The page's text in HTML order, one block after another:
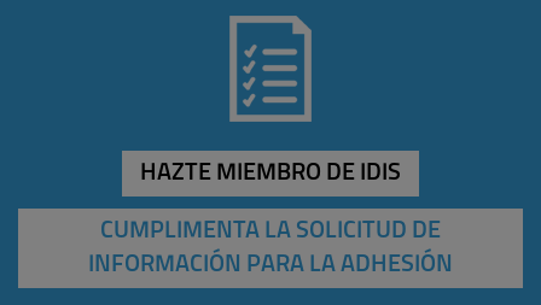
HAZTE MIEMBRO DE IDIS
CUMPLIMENTA LA SOLICITUD DE
INFORMACIÓN PARA LA ADHESIÓN